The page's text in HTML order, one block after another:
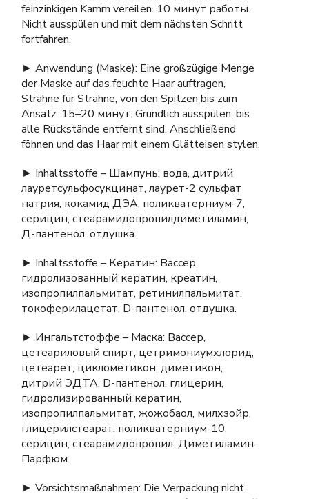
feinzinkigen Kamm vereilen. 10 минут работы.
Nicht ausspülen und mit dem nächsten Schritt
fortfahren.
► Anwendung (Maske): Eine großzügige Menge
der Maske auf das feuchte Haar auftragen,
Strähne für Strähne, von den Spitzen bis zum
Ansatz. 15–20 минут. Gründlich ausspülen, bis
alle Rückstände entfernt sind. Anschließend
föhnen und das Haar mit einem Glätteisen stylen.
► Inhaltsstoffe – Шампунь: вода, дитрий
лауретсульфосукцинат, лаурет-2 сульфат
натрия, кокамид ДЭА, поликватерниум-7,
серицин, стеарамидопропилдиметиламин,
Д-пантенол, отдушка.
► Inhaltsstoffe – Кератин: Вассер,
гидролизованный кератин, креатин,
изопропилпальмитат, ретинилпальмитат,
токоферилацетат, D-пантенол, отдушка.
► Ингальтстоффе – Маска: Вассер,
цетеариловый спирт, цетримониумхлорид,
цетеарет, циклометикон, диметикон,
дитрий ЭДТА, D-пантенол, глицерин,
гидролизированный кератин,
изопропилпальмитат, жожобаол, милхзойр,
глицерилстеарат, поликватерниум-10,
серицин, стеарамидопропил. Диметиламин,
Парфюм.
► Vorsichtsmaßnahmen: Die Verpackung nicht